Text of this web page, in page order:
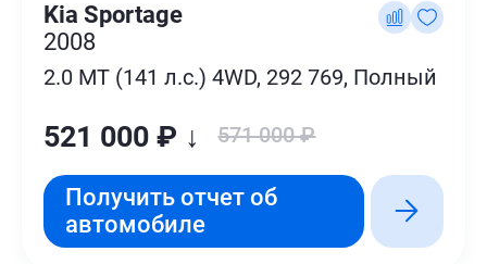
Kia Sportage
2008
2.0 MT (141 л.с.) 4WD, 292 769, Полный
521 000 ₽ ↓ 571 000 ₽
Получить отчет об
автомобиле